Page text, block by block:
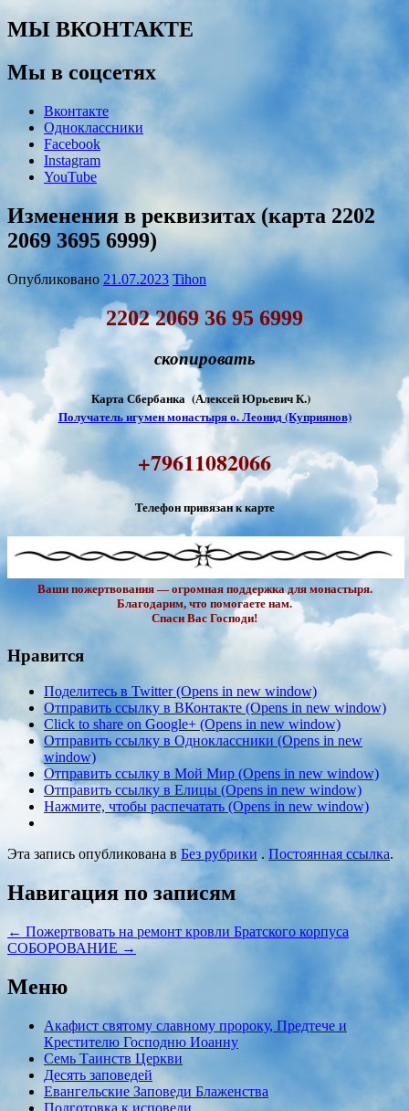
МЫ ВКОНТАКТЕ
Мы в соцсетях
Вконтакте
Одноклассники
Facebook
Instagram
YouTube
Изменения в реквизитах (карта 2202
2069 3695 6999)
Опубликовано 21.07.2023 Tihon
2202 2069 36 95 6999
скопировать
Карта Сбербанка (Алексей Юрьевич К.)
Получатель игумен монастыря о. Леонид (Куприянов)
+79611082066
Телефон привязан к карте
Ваши пожертвования — огромная поддержка для монастыря.
Благодарим, что помогаете нам.
Спаси Вас Господи!
Нравится
Поделитесь в Twitter (Opens in new window)
Отправить ссылку в ВКонтакте (Opens in new window)
Click to share on Google+ (Opens in new window)
Отправить ссылку в Одноклассники (Opens in new
window)
Отправить ссылку в Мой Мир (Opens in new window)
Отправить ссылку в Елицы (Opens in new window)
Нажмите, чтобы распечатать (Opens in new window)
Эта запись опубликована в Без рубрики . Постоянная ссылка.
Навигация по записям
← Пожертвовать на ремонт кровли Братского корпуса
СОБОРОВАНИЕ →
Меню
Акафист святому славному пророку, Предтече и
Крестителю Господню Иоанну
Семь Таинств Церкви
Десять заповедей
Евангельские Заповеди Блаженства
Подготовка к исповеди